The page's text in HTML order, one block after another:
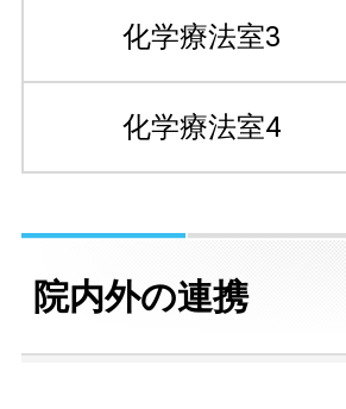
化学療法室3
化学療法室4
院内外の連携